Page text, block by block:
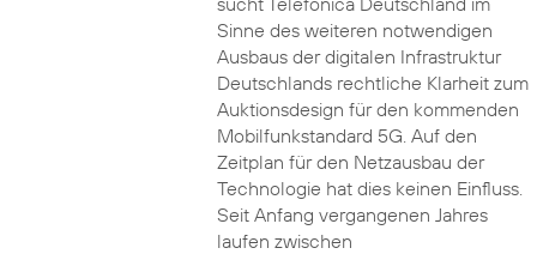
Sinne des weiteren notwendigen
Ausbaus der digitalen Infrastruktur
Deutschlands rechtliche Klarheit zum
Auktionsdesign für den kommenden
Mobilfunkstandard 5G. Auf den
Zeitplan für den Netzausbau der
Technologie hat dies keinen Einfluss.
Seit Anfang vergangenen Jahres
laufen zwischen